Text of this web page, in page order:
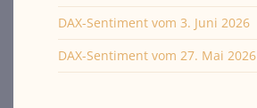
DAX-Sentiment vom 3. Juni 2026
DAX-Sentiment vom 27. Mai 2026